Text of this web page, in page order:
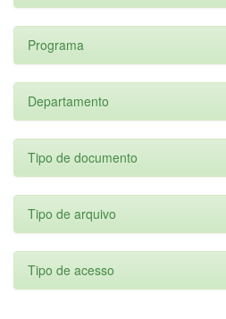
Programa
Departamento
Tipo de documento
Tipo de arquivo
Tipo de acesso